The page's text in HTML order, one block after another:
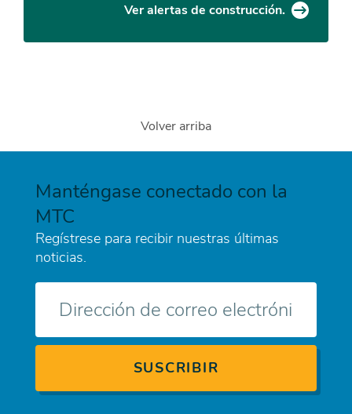
Ver alertas de construcción.
Volver arriba
Manténgase conectado con la
MTC
Regístrese para recibir nuestras últimas
noticias.
electrónico